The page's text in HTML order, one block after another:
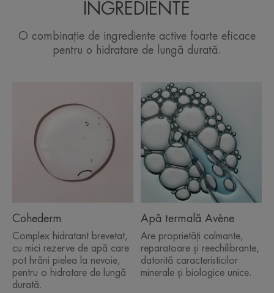
INGREDIENTE
O combinație de ingrediente active foarte eficace
pentru o hidratare de lungă durată.
Cohederm
Complex hidratant brevetat,
cu mici rezerve de apă care
pot hrăni pielea la nevoie,
pentru o hidratare de lungă
durată.
Apă termală Avène
Are proprietăți calmante,
reparatoare și reechilibrante,
datorită caracteristicilor
minerale și biologice unice.